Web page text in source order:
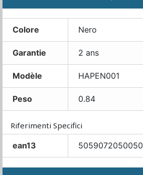
Colore Nero
Garantie 2 ans
Modèle HAPEN001
Peso 0.84
Riferimenti Specifici
ean13
5059072050050